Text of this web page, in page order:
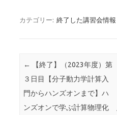
カテゴリー: 終了した講習会情報
投稿ナビゲーション
←
【終了】（2023年度）第
３日目【分子動力学計算入
門からハンズオンまで】ハ
ンズオンで学ぶ計算物理化